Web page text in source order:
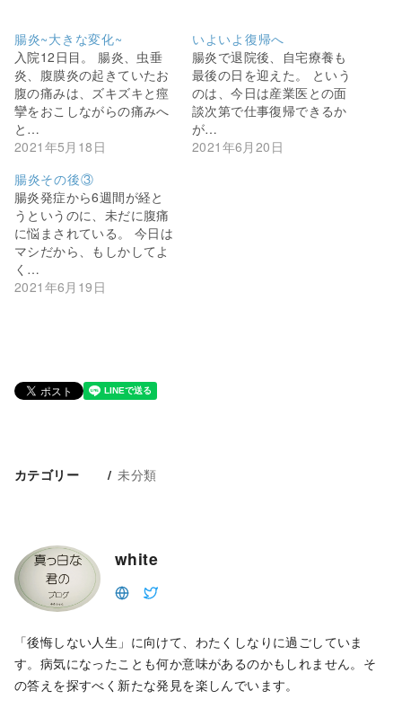
腸炎~大きな変化~
入院12日目。 腸炎、虫垂
炎、腹膜炎の起きていたお
腹の痛みは、ズキズキと痙
攣をおこしながらの痛みへ
と…
2021年5月18日
いよいよ復帰へ
腸炎で退院後、自宅療養も
最後の日を迎えた。 という
のは、今日は産業医との面
談次第で仕事復帰できるか
が…
2021年6月20日
腸炎その後③
腸炎発症から6週間が経と
うというのに、未だに腹痛
に悩まされている。 今日は
マシだから、もしかしてよ
く…
2021年6月19日
カテゴリー 未分類
white
「後悔しない人生」に向けて、わたくしなりに過ごしていま
す。病気になったことも何か意味があるのかもしれません。そ
の答えを探すべく新たな発見を楽しんでいます。